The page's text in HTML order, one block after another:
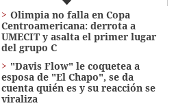
Olimpia no falla en Copa
Centroamericana: derrota a
UMECIT y asalta el primer lugar
del grupo C
"Davis Flow" le coquetea a
esposa de "El Chapo", se da
cuenta quién es y su reacción se
viraliza